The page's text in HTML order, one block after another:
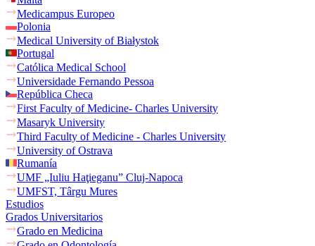
Medicampus Europeo
Polonia
Medical University of Białystok
Portugal
Católica Medical School
Universidade Fernando Pessoa
República Checa
First Faculty of Medicine- Charles University
Masaryk University
Third Faculty of Medicine - Charles University
University of Ostrava
Rumanía
UMF „Iuliu Haţieganu” Cluj-Napoca
UMFST, Târgu Mures
Estudios
Grados Universitarios
Grado en Medicina